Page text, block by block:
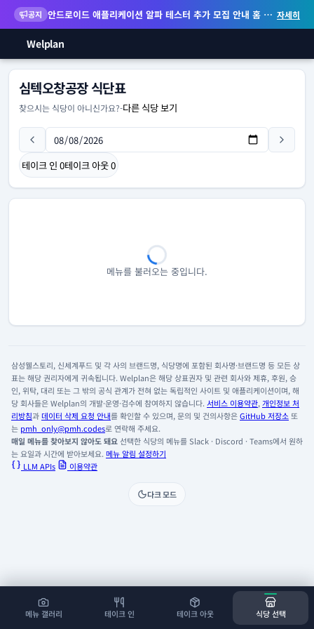
공지 안드로이드 애플리케이션 알파 테스터 추가 모집 안내 홈 화면 위젯 등 지원 자세히
Welplan
메뉴 갤러리 테이크 인 테이크 아웃 식당 선택
심텍오창공장 식단표
찾으시는 식당이 아니신가요?-다른 식당 보기
테이크 인 0테이크 아웃0
메뉴를 불러오는 중입니다.
삼성웰스토리, 신세계푸드 및 각 사의 브랜드명, 식당명에 포함된 회사명·브랜드명 등 모든 상
표는 해당 권리자에게 귀속됩니다. Welplan은 해당 상표권자 및 관련 회사와 제휴, 후원, 승
인, 위탁, 대리 또는 그 밖의 공식 관계가 전혀 없는 독립적인 사이트 및 애플리케이션이며, 해
당 회사들은 Welplan의 개발·운영·검수에 참여하지 않습니다. 서비스 이용약관, 개인정보 처
리방침과데이터 삭제 요청 안내를 확인할 수 있으며, 문의 및 건의사항은GitHub 저장소 또
는 pmh_only@pmh.codes로 연락해 주세요.
매일 메뉴를 찾아보지 않아도 돼요선택한 식당의 메뉴를 Slack · Discord · Teams에서 원하
는 요일과 시간에 받아보세요. 메뉴 알림 설정하기
LLM APIs
이용약관
다크 모드